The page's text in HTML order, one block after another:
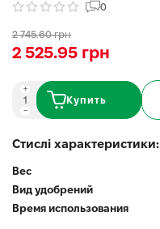
0
2 745.60 грн
2 525.95 грн
Купить
Стислі характеристики:
Вес
Вид удобрений
Время использования